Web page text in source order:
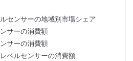
センサーの地域別市場シェア
サーの消費額
サーの消費額
ベルセンサーの消費額